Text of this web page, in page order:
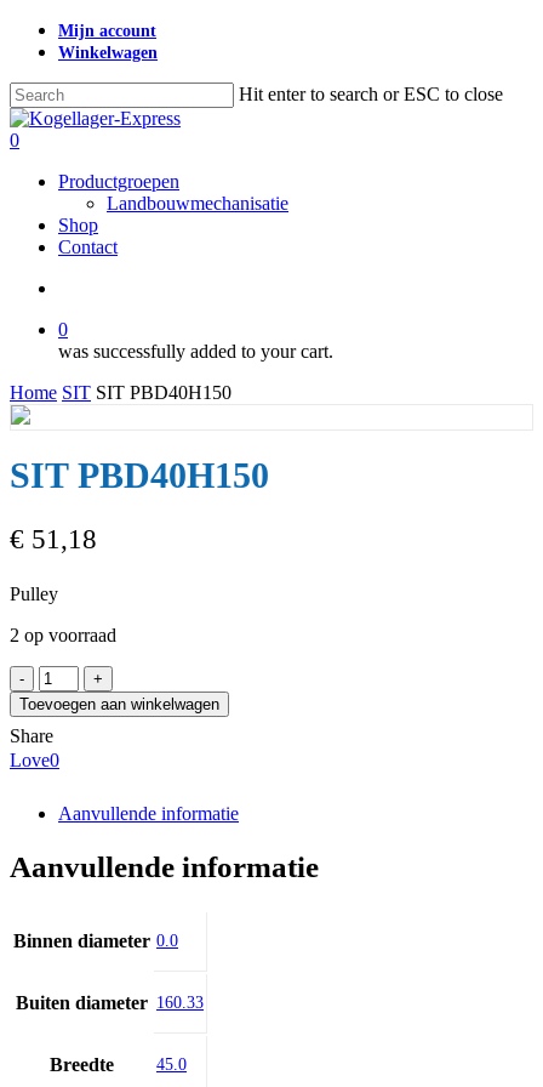
Skip
content
Mijn account
Winkelwagen
Hit enter to search or ESC to close
Close
Search
search
0
Productgroepen
Landbouwmechanisatie
Shop
Contact
0
was successfully added to your cart.
Home SIT SIT PBD40H150
SIT PBD40H150
€ 51,18
Pulley
2 op voorraad
SIT
PBD40H150
aantal
Toevoegen aan winkelwagen
Share
Love0
Aanvullende informatie
Aanvullende informatie
Binnen diameter 0.0
Buiten diameter 160.33
Breedte 45.0